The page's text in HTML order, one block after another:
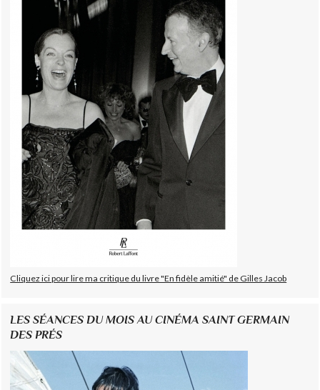
Cliquez ici pour lire ma critique du livre "En fidèle amitié" de Gilles Jacob
LES SÉANCES DU MOIS AU CINÉMA SAINT GERMAIN
DES PRÉS